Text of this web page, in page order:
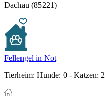
Dachau (85221)
Fellengel in Not
Tierheim: Hunde: 0 - Katzen: 2